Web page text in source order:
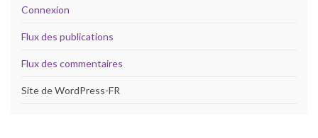
Connexion
Flux des publications
Flux des commentaires
Site de WordPress-FR